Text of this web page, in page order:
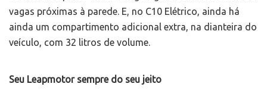
vagas próximas à parede. E, no C10 Elétrico, ainda há
ainda um compartimento adicional extra, na dianteira do
veículo, com 32 litros de volume.
Seu Leapmotor sempre do seu jeito